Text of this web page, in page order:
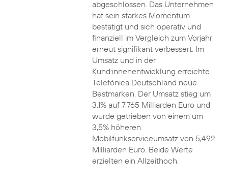
abgeschlossen. Das Unternehmen
hat sein starkes Momentum
bestätigt und sich operativ und
finanziell im Vergleich zum Vorjahr
erneut signifikant verbessert. Im
Umsatz und in der
Kund:innenentwicklung erreichte
Telefónica Deutschland neue
Bestmarken. Der Umsatz stieg um
3,1% auf 7,765 Milliarden Euro und
wurde getrieben von einem um
3,5% höheren
Mobilfunkserviceumsatz von 5,492
Milliarden Euro. Beide Werte
erzielten ein Allzeithoch.